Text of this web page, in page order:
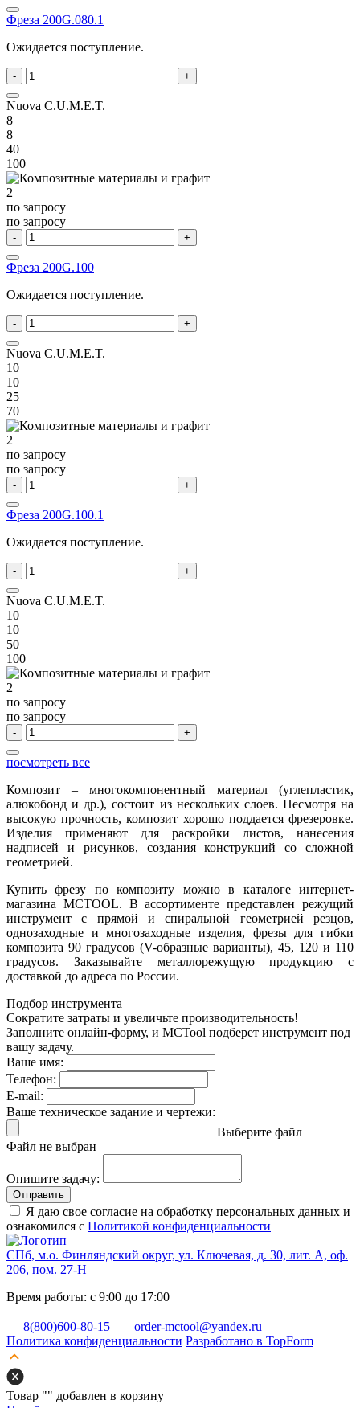
Фреза 200G.080.1
Ожидается поступление.
- +
Nuova C.U.M.E.T.
8
8
40
100
2
по запросу
по запросу
- +
Фреза 200G.100
Ожидается поступление.
- +
Nuova C.U.M.E.T.
10
10
25
70
2
по запросу
по запросу
- +
Фреза 200G.100.1
Ожидается поступление.
- +
Nuova C.U.M.E.T.
10
10
50
100
2
по запросу
по запросу
- +
посмотреть все
Композит – многокомпонентный материал (углепластик,
алюкобонд и др.), состоит из нескольких слоев. Несмотря на
высокую прочность, композит хорошо поддается фрезеровке.
Изделия применяют для раскройки листов, нанесения
надписей и рисунков, создания конструкций со сложной
геометрией.
Купить фрезу по композиту можно в каталоге интернет-
магазина MCTOOL. В ассортименте представлен режущий
инструмент с прямой и спиральной геометрией резцов,
однозаходные и многозаходные изделия, фрезы для гибки
композита 90 градусов (V-образные варианты), 45, 120 и 110
градусов. Заказывайте металлорежущую продукцию с
доставкой до адреса по России.
Подбор инструмента
Сократите затраты и увеличьте производительность!
Заполните онлайн-форму, и MCTool подберет инструмент под
вашу задачу.
Ваше имя:
Телефон:
E-mail:
Ваше техническое задание и чертежи:
Выберите файл
Файл не выбран
Опишите задачу:
Отправить
Я даю свое согласие на обработку персональных данных и
ознакомился с Политикой конфиденциальности
СПб, м.о. Финляндский округ, ул. Ключевая, д. 30, лит. А, оф.
206, пом. 27-Н
Время работы: с 9:00 до 17:00
8(800)600-80-15
order-mctool@yandex.ru
Политика конфиденциальности Разработано в TopForm
Товар "" добавлен в корзину